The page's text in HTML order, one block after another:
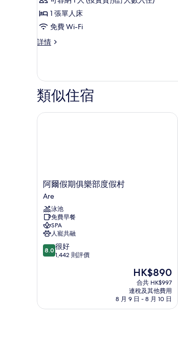
選
條
件
經
典
人
的
相
片
1 張單人床
免費 Wi-Fi
詳情
經
房
詳
情
類似住宿
阿
爾
假
期
俱
樂
部
度
假
阿爾假期俱樂部度假村
Are
泳池
免費早餐
SPA
人寵共融
8.0
分
很
8.0 很好
1,442 則評價
現
售
HK$890
HK$890
合共 HK$997
連稅及其他費用
8 月 9 日 - 8 月 10 日
阿爾假期俱樂部度假村